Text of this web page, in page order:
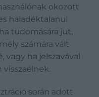
okozott
haladéktalanul
tudomására jut,
számára vált
ha jelszavával
során adott